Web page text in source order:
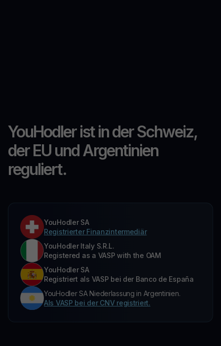
YouHodler ist in der Schweiz,
der EU und Argentinien
reguliert.
YouHodler SA
Registrierter Finanzintermediär
YouHodler Italy S.R.L.
Registered as a VASP with the OAM
YouHodler SA
Registriert als VASP bei der Banco de España
YouHodler SA Niederlassung in Argentinien.
Als VASP bei der CNV registriert.